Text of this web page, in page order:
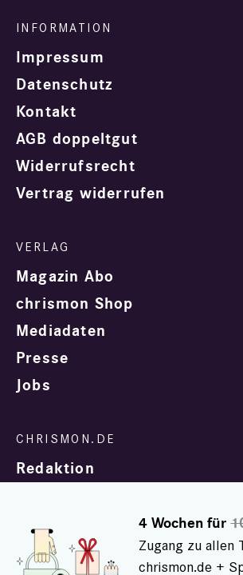
Impressum
Datenschutz
Kontakt
AGB doppeltgut
Widerrufsrecht
Vertrag widerrufen
Magazin Abo
chrismon Shop
Mediadaten
Presse
Jobs
Redaktion
4 Wochen für
Zugang zu allen
chrismon.de +